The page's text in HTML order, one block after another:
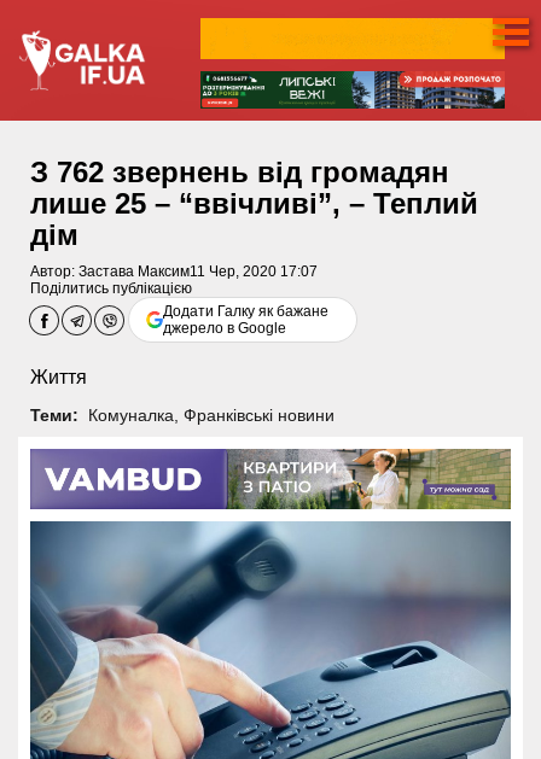
З 762 звернень від громадян
лише 25 – “ввічливі”, – Теплий
дім
Автор: Застава Максим11 Чер, 2020 17:07
Поділитись публікацією
Додати Галку як бажане
джерело в Google
Життя
Теми: Комуналка Франківські новини